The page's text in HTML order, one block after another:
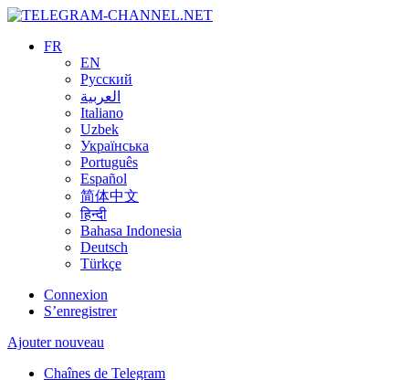
FR
EN
Русский
العربية
Italiano
Uzbek
Українська
Português
Español
简体中文
हिन्दी
Bahasa Indonesia
Deutsch
Türkçe
Connexion
S’enregistrer
Ajouter nouveau
Chaînes de Telegram